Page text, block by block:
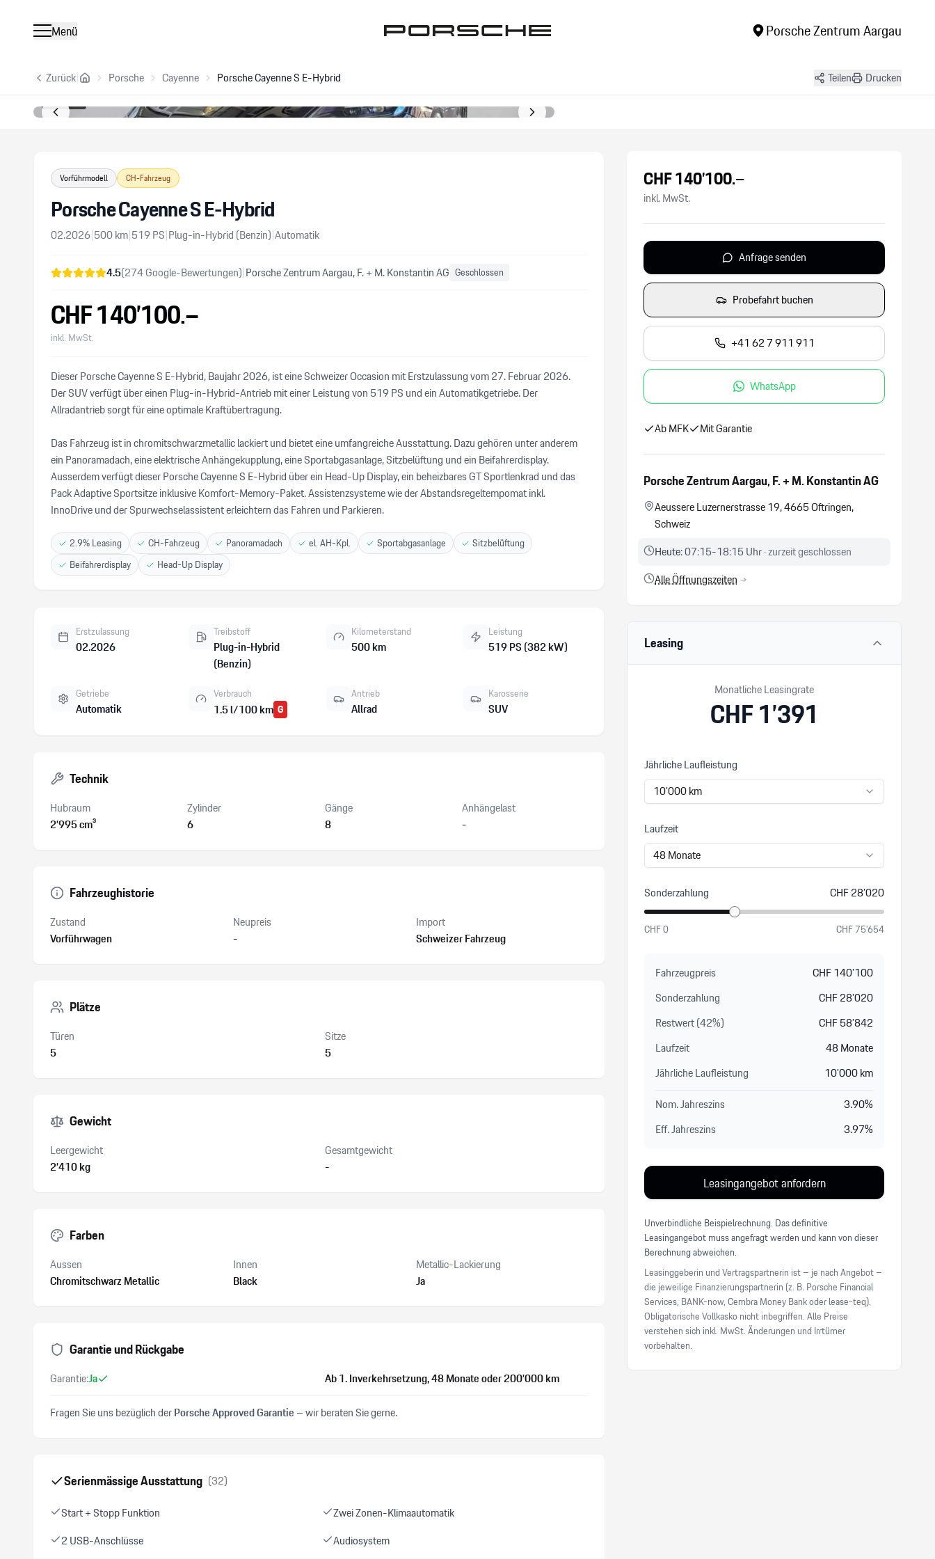
Menü Porsche Zentrum Aargau
Zurück| Porsche Cayenne Porsche Cayenne S E-Hybrid Teilen
Drucken
1/16
Vorführmodell CH-Fahrzeug
Porsche Cayenne S E-Hybrid
02.2026|500km|519 PS|Plug-in-Hybrid (Benzin)|Automatik
4.5(274Google-Bewertungen)|Porsche Zentrum Aargau, F. + M. Konstantin AG Geschlossen
CHF140’100.–
inkl. MwSt.
Dieser Porsche Cayenne S E-Hybrid, Baujahr 2026, ist eine Schweizer Occasion mit Erstzulassung vom 27. Februar 2026.
Der SUV verfügt über einen Plug-in-Hybrid-Antrieb mit einer Leistung von 519 PS und ein Automatikgetriebe. Der
Allradantrieb sorgt für eine optimale Kraftübertragung.
Das Fahrzeug ist in chromitschwarzmetallic lackiert und bietet eine umfangreiche Ausstattung. Dazu gehören unter anderem
ein Panoramadach, eine elektrische Anhängekupplung, eine Sportabgasanlage, Sitzbelüftung und ein Beifahrerdisplay.
Ausserdem verfügt dieser Porsche Cayenne S E-Hybrid über ein Head-Up Display, ein beheizbares GT Sportlenkrad und das
Pack Adaptive Sportsitze inklusive Komfort-Memory-Paket. Assistenzsysteme wie der Abstandsregeltempomat inkl.
InnoDrive und der Spurwechselassistent erleichtern das Fahren und Parkieren.
2.9% Leasing CH-Fahrzeug Panoramadach el. AH-Kpl. Sportabgasanlage
Sitzbelüftung
Beifahrerdisplay
Head-Up Display
Erstzulassung
02.2026
Treibstoff
Plug-in-Hybrid
(Benzin)
Kilometerstand
500 km
Leistung
519 PS (382 kW)
Getriebe
Automatik
Verbrauch
1.5 l/100 km G
Antrieb
Allrad
Karosserie
SUV
Technik
Hubraum
2’995 cm³
Zylinder
6
Gänge
8
Anhängelast
-
Fahrzeughistorie
Zustand
Vorführwagen
Neupreis
-
Import
Schweizer Fahrzeug
Plätze
Türen
5
Sitze
5
Gewicht
Leergewicht
2’410 kg
Gesamtgewicht
-
Farben
Aussen
Chromitschwarz Metallic
Innen
Black
Metallic-Lackierung
Ja
Garantie und Rückgabe
Garantie:Ja Ab 1. Inverkehrsetzung, 48 Monateoder 200’000 km
Fragen Sie uns bezüglich derPorsche Approved Garantie – wir beraten Sie gerne.
Serienmässige Ausstattung (32)
Start + Stopp Funktion
Zwei Zonen-Klimaautomatik
2 USB-Anschlüsse
Audiosystem
CHF140’100.–
inkl. MwSt.
Anfrage senden
Probefahrt buchen
+41 62 7 911 911
WhatsApp
Ab MFK Mit Garantie
Porsche Zentrum Aargau, F. + M. Konstantin AG
Aeussere Luzernerstrasse 19, 4665 Oftringen,
Schweiz
Heute:07:15-18:15 Uhr· zurzeit geschlossen
Alle Öffnungszeiten →
Leasing
Monatliche Leasingrate
CHF1’391
Jährliche Laufleistung
10’000km
Laufzeit
48Monate
Sonderzahlung CHF28’020
CHF0 CHF75’654
Fahrzeugpreis CHF140’100
Sonderzahlung
CHF28’020
Restwert (42%) CHF58’842
Laufzeit
48Monate
Jährliche Laufleistung
10’000km
Nom. Jahreszins
3.90%
Eff. Jahreszins
3.97%
Leasingangebot anfordern
Unverbindliche Beispielrechnung. Das definitive
Leasingangebot muss angefragt werden und kann von dieser
Berechnung abweichen.
Leasinggeberin und Vertragspartnerin ist – je nach Angebot –
die jeweilige Finanzierungspartnerin (z. B. Porsche Financial
Services, BANK-now, Cembra Money Bank oder lease-teq).
Obligatorische Vollkasko nicht inbegriffen. Alle Preise
verstehen sich inkl. MwSt. Änderungen und Irrtümer
vorbehalten.